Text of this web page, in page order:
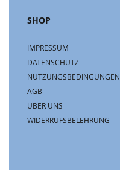
SHOP
IMPRESSUM
DATENSCHUTZ
NUTZUNGSBEDINGUNGEN
AGB
ÜBER UNS
WIDERRUFSBELEHRUNG